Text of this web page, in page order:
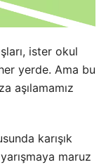
ister okul
yerde. Ama bu
aşılamamız
karışık
maruz